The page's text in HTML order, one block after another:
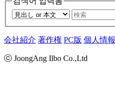
会社紹介 著作権 PC版 個人情報
ⓒ JoongAng Ilbo Co.,Ltd